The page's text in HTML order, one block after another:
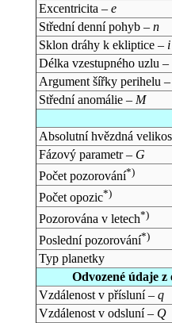
Excentricita – e
Střední denní pohyb – n
Sklon dráhy k ekliptice – i
Délka vzestupného uzlu –
Argument šířky perihelu
Střední anomálie – M
Absolutní hvězdná
Fázový parametr – G
Počet pozorování*)
Počet opozic*)
Pozorována v letech*)
Poslední pozorování*)
Typ planetky
Odvozené údaje
Vzdálenost v přísluní – q
Vzdálenost v odsluní – Q